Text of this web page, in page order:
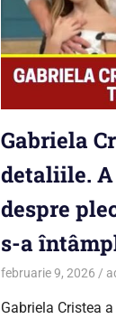
Gabriela
detaliile.
despre
s-a
februarie 9, 2026
Gabriela Cristea